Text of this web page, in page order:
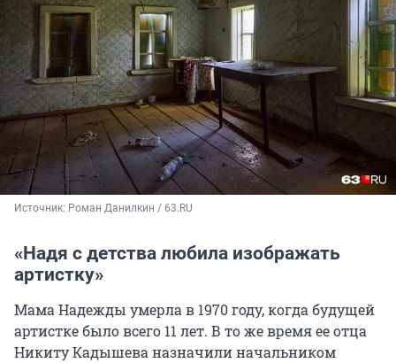
Источник: Роман Данилкин / 63.RU
«Надя с детства любила изображать
артистку»
Мама Надежды умерла в 1970 году, когда будущей
артистке было всего 11 лет. В то же время ее отца
Никиту Кадышева назначили начальником